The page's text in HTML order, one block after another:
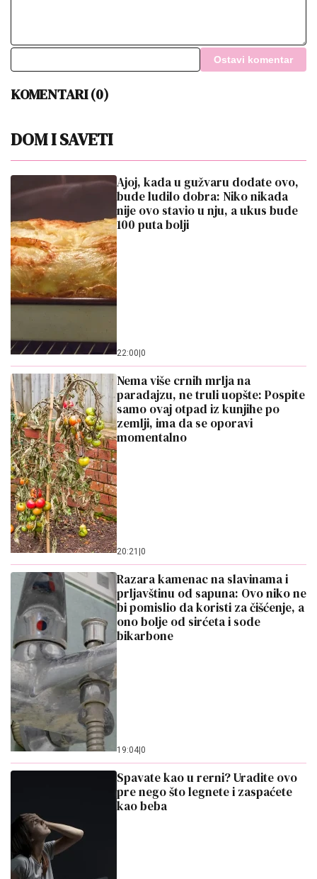
Ostavi komentar
KOMENTARI (0)
DOM I SAVETI
Ajoj, kada u gužvaru dodate ovo,
bude ludilo dobra: Niko nikada
nije ovo stavio u nju, a ukus bude
100 puta bolji
22:00 0
Nema više crnih mrlja na
paradajzu, ne truli uopšte: Pospite
samo ovaj otpad iz kunjihe po
zemlji, ima da se oporavi
momentalno
20:21 0
Razara kamenac na slavinama i
prljavštinu od sapuna: Ovo niko ne
bi pomislio da koristi za čišćenje, a
ono bolje od sirćeta i sode
bikarbone
19:04 0
Spavate kao u rerni? Uradite ovo
pre nego što legnete i zaspaćete
kao beba